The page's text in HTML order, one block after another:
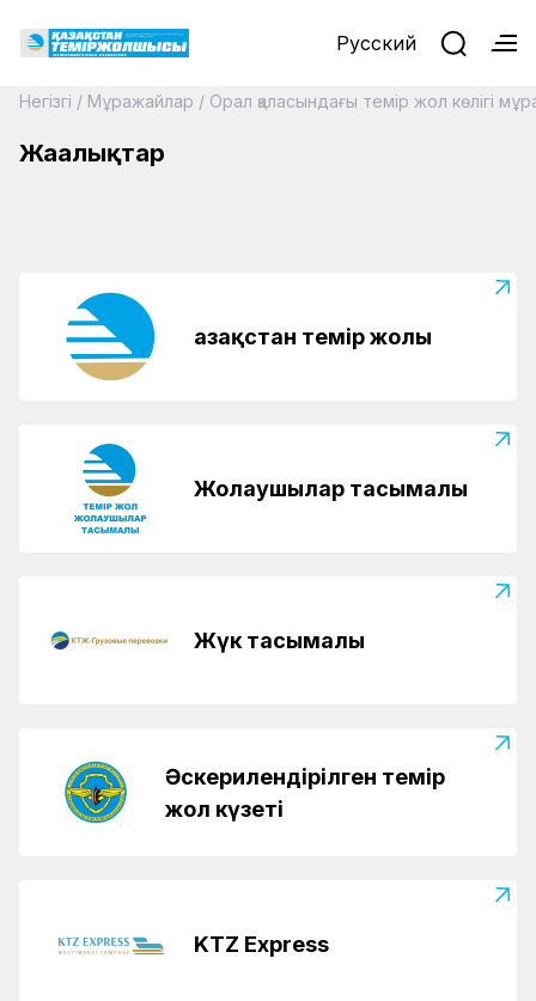
Русский
Негізгі / Мұражайлар / Орал қаласындағы темір жол көлігі
Жаңалықтар
Қазақстан темір жолы
Жолаушылар тасымалы
Жүк тасымалы
Әскерилендірілген темір
жол күзеті
KTZ Express